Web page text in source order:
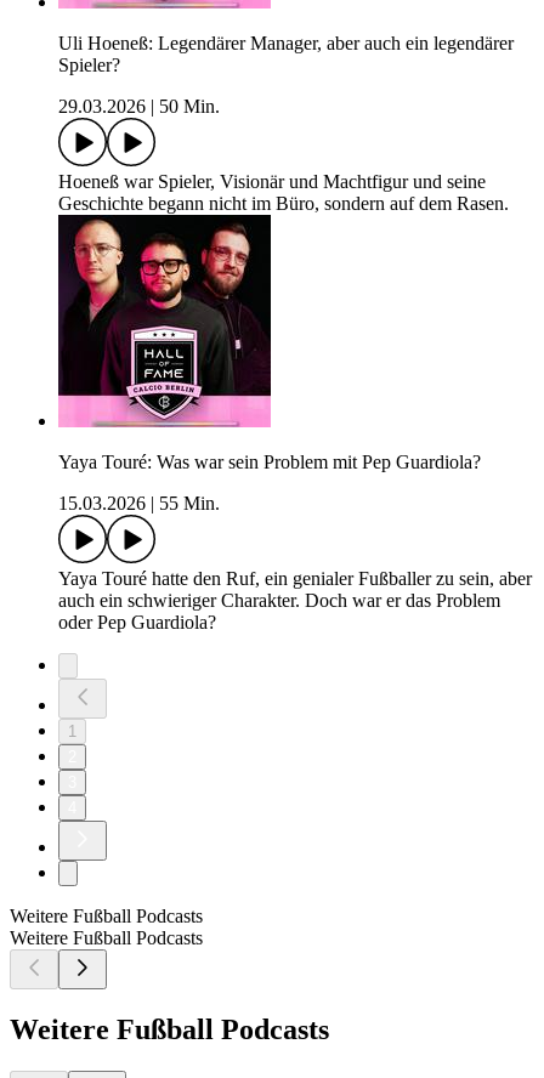
Uli Hoeneß: Legendärer Manager, aber auch ein legendärer
Spieler?
29.03.2026
50 Min.
Hoeneß war Spieler, Visionär und Machtfigur und seine
Geschichte begann nicht im Büro, sondern auf dem Rasen.
Yaya Touré: Was war sein Problem mit Pep Guardiola?
15.03.2026
55 Min.
Yaya Touré hatte den Ruf, ein genialer Fußballer zu sein, aber
auch ein schwieriger Charakter. Doch war er das Problem
oder Pep Guardiola?
1
Weitere Fußball Podcasts
Weitere Fußball Podcasts
Weitere Fußball Podcasts